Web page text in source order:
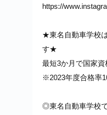
https://
★東名自動車学校
す★
最短3か月で国家資
※2023年度合格率
◎東名自動車学校